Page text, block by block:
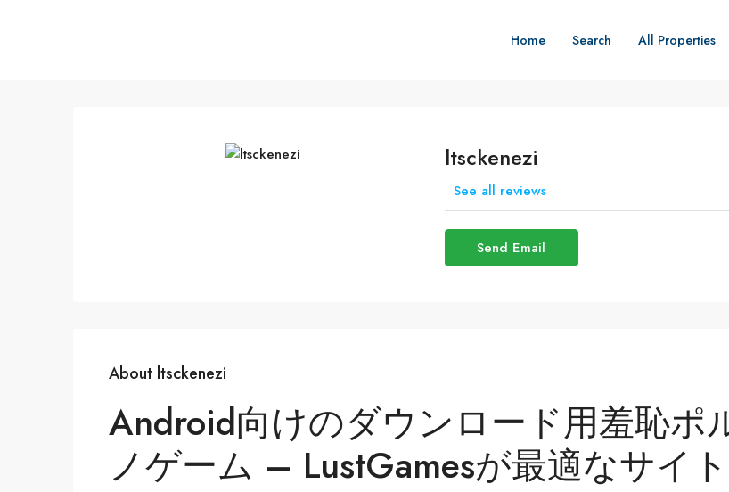
Home Search All Properties
ltsckenezi
See all reviews
Send Email
About ltsckenezi
Android向けのダウンロード用羞恥ポ
ノゲーム – LustGamesが最適なサイト